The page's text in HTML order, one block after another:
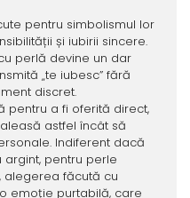
pentru simbolismul lor
și iubirii sincere.
perlă devine un dar
„te iubesc” fără
discret.
pentru a fi oferită direct,
astfel încât să
Indiferent dacă
pentru perle
alegerea făcută cu
emoție purtabilă, care